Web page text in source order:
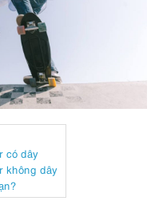
có dây
không dây